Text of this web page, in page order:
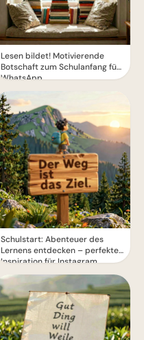
Lesen bildet! Motivierende
Botschaft zum Schulanfang für
WhatsApp
Schulstart: Abenteuer des
Lernens entdecken – perfekte
Inspiration für Instagram